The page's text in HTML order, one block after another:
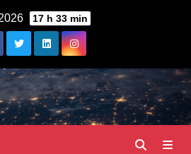
17 h 33 min